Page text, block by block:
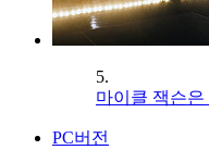
5.
마이클 잭슨
PC버전